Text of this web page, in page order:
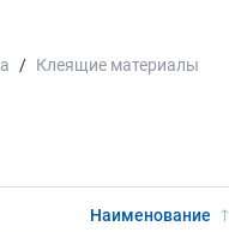
Клеящие материалы
Наименование